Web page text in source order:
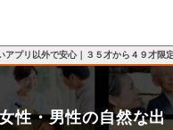
アプリ以外で安心｜３５才から４９才
性・男性の自然な出